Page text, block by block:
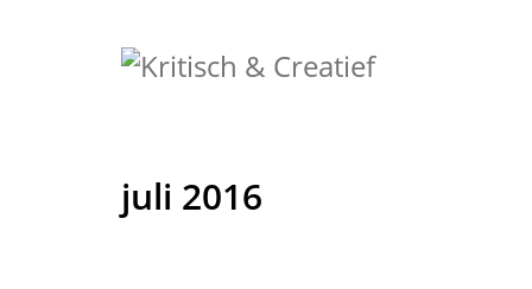
juli 2016